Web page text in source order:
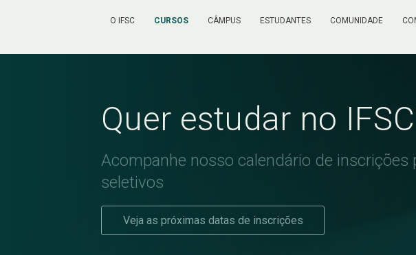
O IFSC CURSOS CÂMPUS ESTUDANTES COMUNIDADE
Quer estudar no
Acompanhe nosso calendário de
seletivos
Veja as próximas datas de inscrições